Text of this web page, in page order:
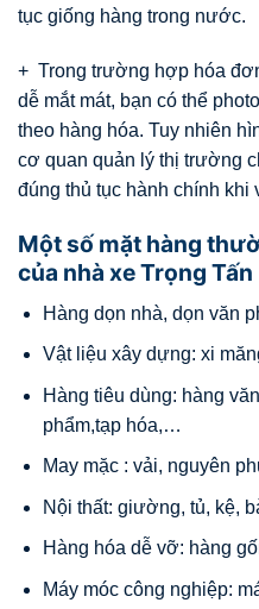
tục giống hàng trong nước.
+ Trong trường hợp hóa
dễ mắt mát, bạn có thể
theo hàng hóa. Tuy nhiên
cơ quan quản lý thị trường
đúng thủ tục hành chính khi
Một số mặt hàng
của nhà xe Trọng Tấn
Hàng dọn nhà, dọn văn
Vật liệu xây dựng: xi
Hàng tiêu dùng: hàng
phẩm,tạp hóa,…
May mặc : vải, nguyên
Nội thất: giường, tủ, kệ,
Hàng hóa dễ vỡ: hàng
Máy móc công nghiệp: